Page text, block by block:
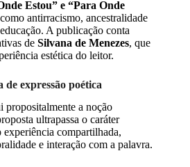
Estou” e “Para Onde
antirracismo, ancestralidade
A publicação conta
de Silvana de Menezes, que
estética do leitor.
expressão poética
propositalmente a noção
ultrapassa o caráter
compartilhada,
e interação com a palavra.